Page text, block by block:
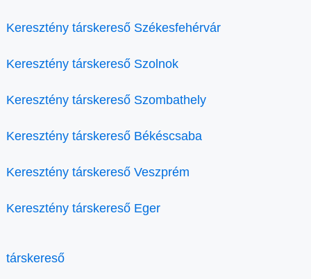
Keresztény társkereső Székesfehérvár
Keresztény társkereső Szolnok
Keresztény társkereső Szombathely
Keresztény társkereső Békéscsaba
Keresztény társkereső Veszprém
Keresztény társkereső Eger
társkereső